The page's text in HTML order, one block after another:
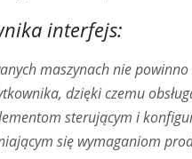
interfejs:
maszynach nie
dzięki czemu
sterującym i
się wymaganiom